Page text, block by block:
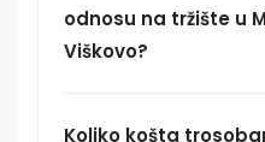
odnosu na tržište u
Viškovo?
Koliko košta